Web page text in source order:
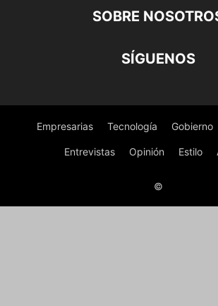
SOBRE
SÍGUENOS
Empresarias Tecnología Gobierno
Entrevistas Opinión Estilo
©